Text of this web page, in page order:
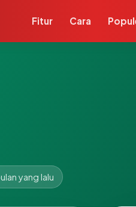
Fitur Cara
yang lalu